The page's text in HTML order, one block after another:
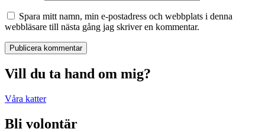
Spara mitt namn, min e-postadress och webbplats i denna
webbläsare till nästa gång jag skriver en kommentar.
Publicera kommentar
Vill du ta hand om mig?
Våra katter
Bli volontär